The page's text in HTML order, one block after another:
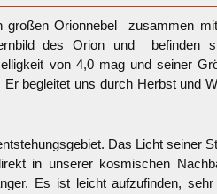
Orionnebel zusammen
des Orion und befinden
von 4,0 mag und seiner
begleitet uns durch Herbst und
Das Licht seiner
in unserer kosmischen
Es ist leicht aufzufinden,